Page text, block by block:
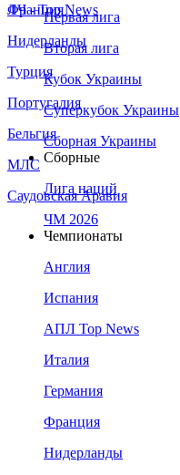
Франция
Нидерланды
Турция
Португалия
Бельгия
МЛС
Саудовская Аравия
ЛЧ - Top News
Первая лига
Вторая лига
Кубок Украины
Суперкубок Украины
Сборная Украины
Сборные
Лига наций
ЧМ 2026
Чемпионаты
Англия
Испания
АПЛ Top News
Италия
Германия
Франция
Нидерланды